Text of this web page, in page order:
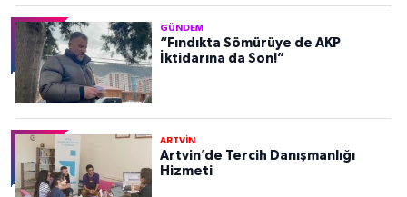
GÜNDEM
“Fındıkta Sömürüye de AKP
İktidarına da Son!”
ARTVİN
Artvin’de Tercih Danışmanlığı
Hizmeti